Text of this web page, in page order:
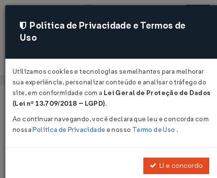
Acessar
Página Inicial Legislações
Convênio ICMS Nº 31 DE
Política de Privacidade e Termos de
Uso
Utilizamos cookies e tecnologias semelhantes para melhorar
sua experiência, personalizar conteúdo e analisar o tráfego do
site, em conformidade com a Lei Geral de Proteção de Dados
(Lei nº 13.709/2018 – LGPD).
Ao continuar navegando, você declara que leu e concorda com
nossaPolítica de Privacidade e nosso Termo de Uso .
Li e concordo